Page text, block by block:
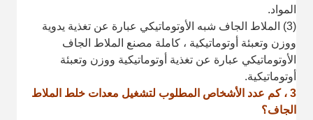
المواد.
(3) الملاط الجاف شبه الأوتوماتيكي عبارة عن تغذية يدوية
ووزن وتعبئة أوتوماتيكية ، كاملة مصنع الملاط الجاف
الأوتوماتيكي عبارة عن تغذية أوتوماتيكية ووزن وتعبئة
أوتوماتيكية.
3 ، كم عدد الأشخاص المطلوب لتشغيل معدات خلط الملاط
الجاف؟